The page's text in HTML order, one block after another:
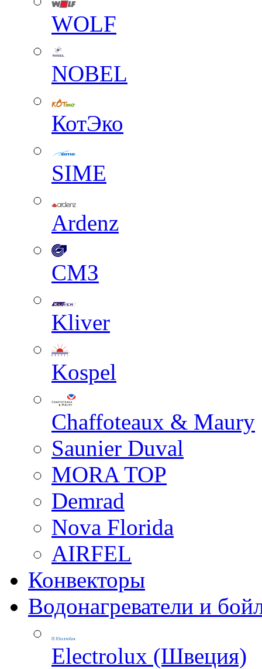
WOLF
NOBEL
КотЭко
SIME
Ardenz
СМЗ
Kliver
Kospel
Chaffoteaux & Maury
Saunier Duval
MORA TOP
Demrad
Nova Florida
AIRFEL
Конвекторы
Водонагреватели и
Electrolux (Швеция)